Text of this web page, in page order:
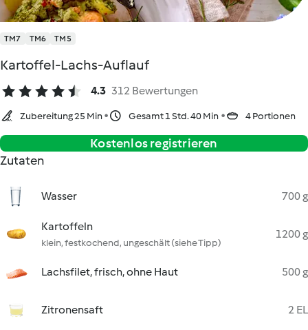
TM7 TM6 TM5
Kartoffel-Lachs-Auflauf
4.3 312 Bewertungen
Zubereitung 25 Min Gesamt 1 Std. 40 Min 4 Portionen
Kostenlos registrieren
Zutaten
Wasser 700 g
Kartoffeln
klein, festkochend, ungeschält (siehe Tipp)
1200 g
Lachsfilet, frisch, ohne Haut 500 g
Zitronensaft 2 EL